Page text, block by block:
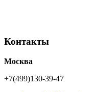
Контакты
Москва
+7(499)130-39-47